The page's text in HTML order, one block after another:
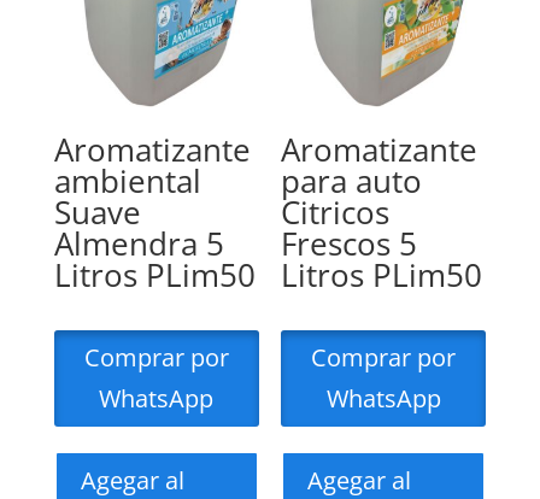
Aromatizante
ambiental
Suave
Almendra 5
Litros PLim50
Comprar por
WhatsApp
Agegar al
Aromatizante
para auto
Citricos
Frescos 5
Litros PLim50
Comprar por
WhatsApp
Agegar al